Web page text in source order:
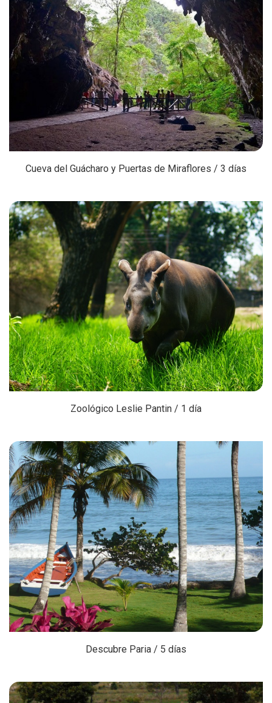
Cueva del Guácharo y Puertas de Miraflores / 3 días
Zoológico Leslie Pantin / 1 día
Descubre Paria / 5 días